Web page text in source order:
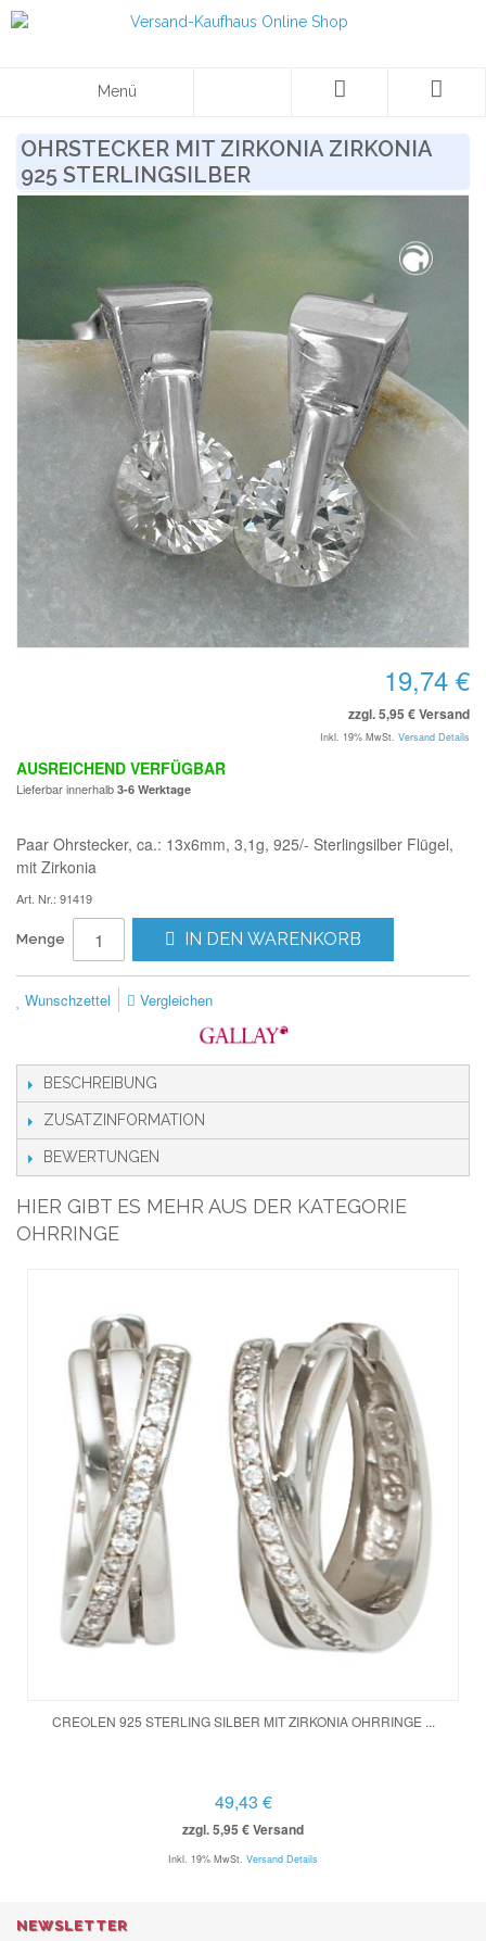
Menü
OHRSTECKER MIT ZIRKONIA ZIRKONIA
925 STERLINGSILBER
19,74 €
zzgl. 5,95 € Versand
Inkl. 19% MwSt. Versand Details
AUSREICHEND VERFÜGBAR
Lieferbar innerhalb 3-6 Werktage
Paar Ohrstecker, ca.: 13x6mm, 3,1g, 925/- Sterlingsilber Flügel,
mit Zirkonia
Art. Nr.: 91419
Menge IN DEN WARENKORB
Wunschzettel Vergleichen
BESCHREIBUNG
ZUSATZINFORMATION
BEWERTUNGEN
HIER GIBT ES MEHR AUS DER KATEGORIE
OHRRINGE
CREOLEN 925 STERLING SILBER MIT ZIRKONIA OHRRINGE ...
49,43 €
zzgl. 5,95 € Versand
Inkl. 19% MwSt. Versand Details
NEWSLETTER